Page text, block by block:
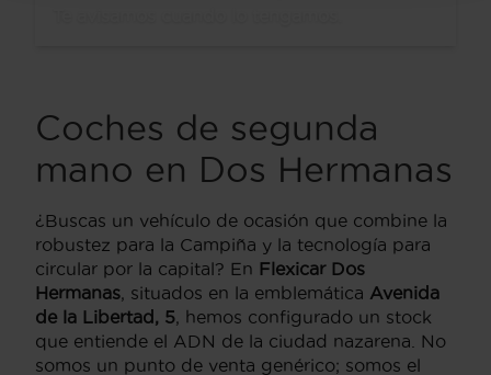
Coches de segunda
mano en Dos Hermanas
¿Buscas un vehículo de ocasión que combine la
robustez para la Campiña y la tecnología para
circular por la capital? En Flexicar Dos
Hermanas , situados en la emblemática Avenida
de la Libertad, 5 , hemos configurado un stock
que entiende el ADN de la ciudad nazarena. No
somos un punto de venta genérico; somos el